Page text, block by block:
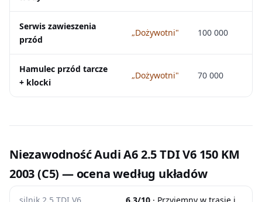
Serwis zawieszenia
przód
„Dożywotni" 100 000
Hamulec przód tarcze
+ klocki
„Dożywotni" 70 000
Niezawodność Audi A6 2.5 TDI V6 150 KM
2003 (C5) — ocena według układów